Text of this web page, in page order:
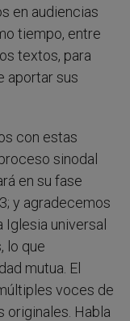
en audiencias
tiempo, entre
textos, para
aportar sus
con estas
sinodal
en su fase
y agradecemos
Iglesia universal
lo que
mutua. El
voces de
originales. Habla